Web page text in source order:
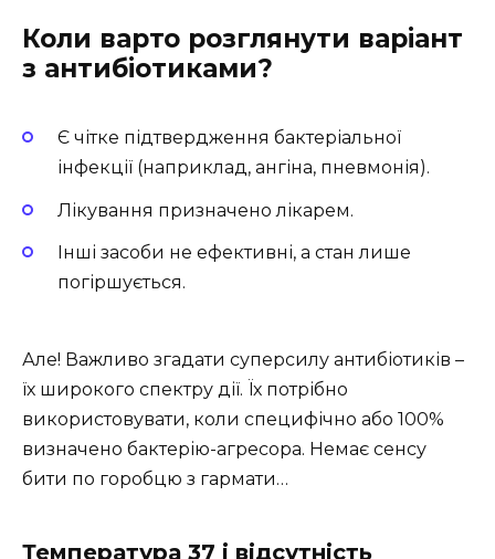
Коли варто розглянути варіант
з антибіотиками?
Є чітке підтвердження бактеріальної
інфекції (наприклад, ангіна, пневмонія).
Лікування призначено лікарем.
Інші засоби не ефективні, а стан лише
погіршується.
Але! Важливо згадати суперсилу антибіотиків –
їх широкого спектру дії. Їх потрібно
використовувати, коли специфічно або 100%
визначено бактерію-агресора. Немає сенсу
бити по горобцю з гармати…
Температура 37 і відсутність